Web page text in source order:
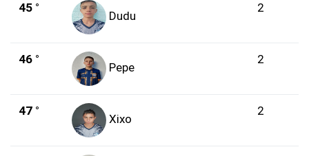
45 °
Dudu
2
46 °
Pepe
2
47 °
Xixo
2